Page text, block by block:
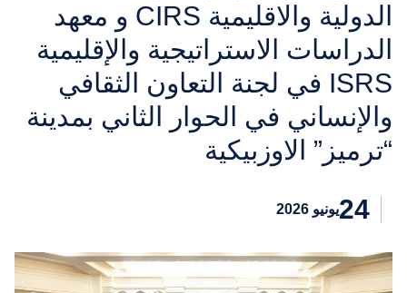
الدولية والاقليمية CIRS و معهد
الدراسات الاستراتيجية والإقليمية
ISRS في لجنة التعاون الثقافي
والإنساني في الحوار الثاني بمدينة
“ترميز” الاوزبيكية
24يونيو 2026